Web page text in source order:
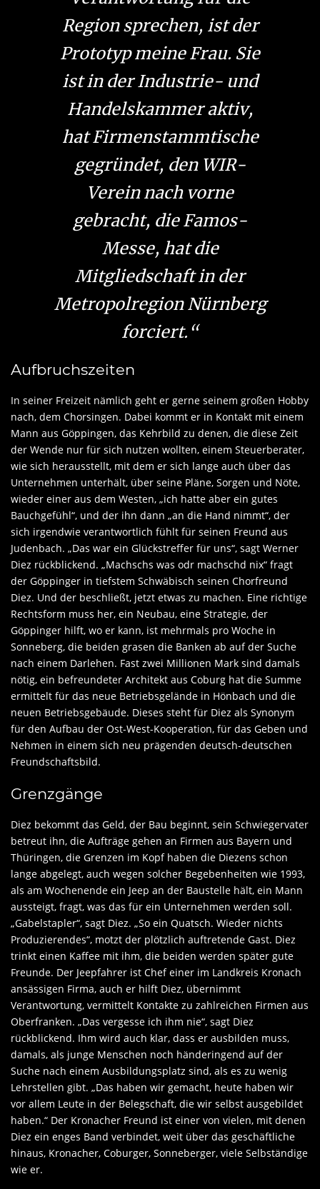
Region sprechen, ist der
Prototyp meine Frau. Sie
ist in der Industrie- und
Handelskammer aktiv,
hat Firmenstammtische
gegründet, den WIR-
Verein nach vorne
gebracht, die Famos-
Messe, hat die
Mitgliedschaft in der
Metropolregion Nürnberg
forciert.“
Aufbruchszeiten
In seiner Freizeit nämlich geht er gerne seinem großen Hobby
nach, dem Chorsingen. Dabei kommt er in Kontakt mit einem
Mann aus Göppingen, das Kehrbild zu denen, die diese Zeit
der Wende nur für sich nutzen wollten, einem Steuerberater,
wie sich herausstellt, mit dem er sich lange auch über das
Unternehmen unterhält, über seine Pläne, Sorgen und Nöte,
wieder einer aus dem Westen, „ich hatte aber ein gutes
Bauchgefühl“, und der ihn dann „an die Hand nimmt“, der
sich irgendwie verantwortlich fühlt für seinen Freund aus
Judenbach. „Das war ein Glückstreffer für uns“, sagt Werner
Diez rückblickend. „Machschs was odr machschd nix“ fragt
der Göppinger in tiefstem Schwäbisch seinen Chorfreund
Diez. Und der beschließt, jetzt etwas zu machen. Eine richtige
Rechtsform muss her, ein Neubau, eine Strategie, der
Göppinger hilft, wo er kann, ist mehrmals pro Woche in
Sonneberg, die beiden grasen die Banken ab auf der Suche
nach einem Darlehen. Fast zwei Millionen Mark sind damals
nötig, ein befreundeter Architekt aus Coburg hat die Summe
ermittelt für das neue Betriebsgelände in Hönbach und die
neuen Betriebsgebäude. Dieses steht für Diez als Synonym
für den Aufbau der Ost-West-Kooperation, für das Geben und
Nehmen in einem sich neu prägenden deutsch-deutschen
Freundschaftsbild.
Grenzgänge
Diez bekommt das Geld, der Bau beginnt, sein Schwiegervater
betreut ihn, die Aufträge gehen an Firmen aus Bayern und
Thüringen, die Grenzen im Kopf haben die Diezens schon
lange abgelegt, auch wegen solcher Begebenheiten wie 1993,
als am Wochenende ein Jeep an der Baustelle hält, ein Mann
aussteigt, fragt, was das für ein Unternehmen werden soll.
„Gabelstapler“, sagt Diez. „So ein Quatsch. Wieder nichts
Produzierendes“, motzt der plötzlich auftretende Gast. Diez
trinkt einen Kaffee mit ihm, die beiden werden später gute
Freunde. Der Jeepfahrer ist Chef einer im Landkreis Kronach
ansässigen Firma, auch er hilft Diez, übernimmt
Verantwortung, vermittelt Kontakte zu zahlreichen Firmen aus
Oberfranken. „Das vergesse ich ihm nie“, sagt Diez
rückblickend. Ihm wird auch klar, dass er ausbilden muss,
damals, als junge Menschen noch händeringend auf der
Suche nach einem Ausbildungsplatz sind, als es zu wenig
Lehrstellen gibt. „Das haben wir gemacht, heute haben wir
vor allem Leute in der Belegschaft, die wir selbst ausgebildet
haben.“ Der Kronacher Freund ist einer von vielen, mit denen
Diez ein enges Band verbindet, weit über das geschäftliche
hinaus, Kronacher, Coburger, Sonneberger, viele Selbständige
wie er.